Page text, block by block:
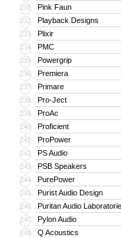
231 Pink Faun
232 Playback Designs
233 Plixir
234 PMC
235 Powergrip
236 Premiera
237 Primare
238 Pro-Ject
239 ProAc
240 Proficient
241 ProPower
242 PS Audio
243 PSB Speakers
244 PurePower
245 Purist Audio Design
246 Puritan Audio
247 Pylon Audio
248 Q Acoustics